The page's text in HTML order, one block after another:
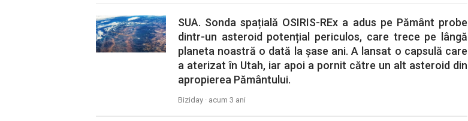
SUA. Sonda spațială OSIRIS-REx a adus pe Pământ probe
dintr-un asteroid potențial periculos, care trece pe lângă
planeta noastră o dată la șase ani. A lansat o capsulă care
a aterizat în Utah, iar apoi a pornit către un alt asteroid din
apropierea Pământului.
Biziday · acum 3 ani